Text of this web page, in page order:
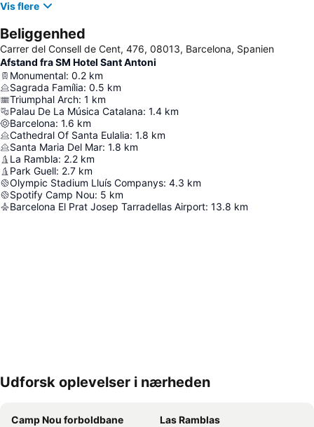
Vis flere
Beliggenhed
Carrer del Consell de Cent, 476, 08013, Barcelona, Spanien
Afstand fra SM Hotel Sant Antoni
Monumental: 0.2 km
Sagrada Família: 0.5 km
Triumphal Arch: 1 km
Palau De La Música Catalana: 1.4 km
Barcelona: 1.6 km
Cathedral Of Santa Eulalia: 1.8 km
Santa Maria Del Mar: 1.8 km
La Rambla: 2.2 km
Park Guell: 2.7 km
Olympic Stadium Lluís Companys: 4.3 km
Spotify Camp Nou: 5 km
Barcelona El Prat Josep Tarradellas Airport: 13.8 km
Udvid kort
Udforsk oplevelser i nærheden
Camp Nou forboldbane
Las Ramblas